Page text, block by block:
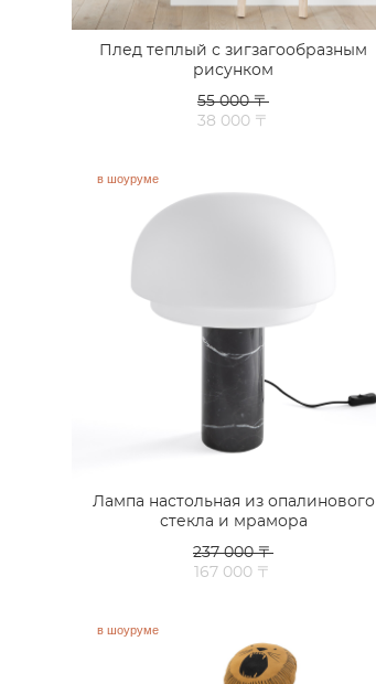
Плед теплый с зигзагообразным
рисунком
55 000 〒
38 000 〒
в шоуруме
Лампа настольная из опалинового
стекла и мрамора
237 000 〒
167 000 〒
в шоуруме